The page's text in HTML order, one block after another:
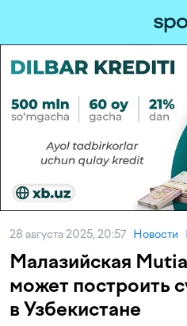
28 августа 2025, 20:57 Новости
Малазийская
может построить
в Узбекистане